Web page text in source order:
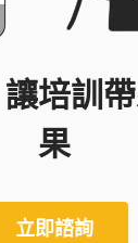
培訓
果
立即諮詢